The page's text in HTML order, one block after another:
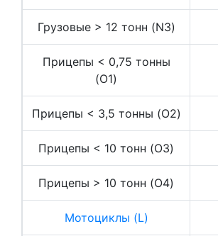
Грузовые > 12 тонн (N3)
Прицепы < 0,75 тонны
(O1)
Прицепы < 3,5 тонны (O2)
Прицепы < 10 тонн (O3)
Прицепы > 10 тонн (O4)
Мотоциклы (L)